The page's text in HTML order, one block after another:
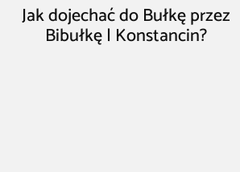
Jak dojechać do Bułkę przez
Bibułkę | Konstancin?